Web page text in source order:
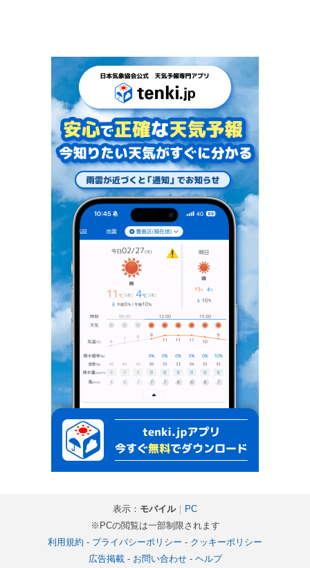
表示： モバイル｜ PC
※PCの閲覧は一部制限されます
利用規約 - プライバシーポリシー - クッキーポリシー
広告掲載- お問い合わせ- ヘルプ